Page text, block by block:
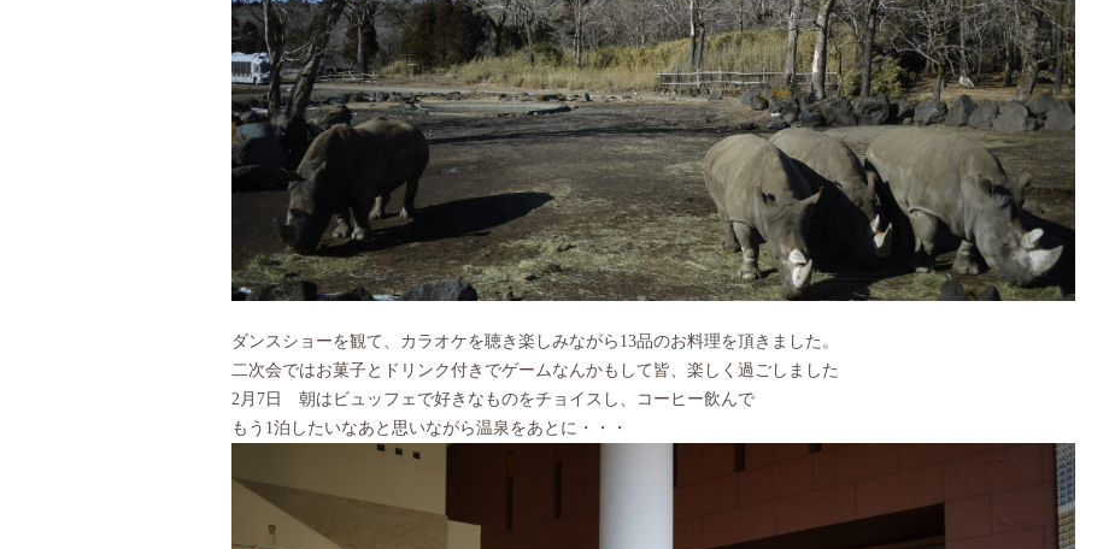
ダンスショーを観て、カラオケを聴き楽しみながら13品のお料理を頂きました。
二次会ではお菓子とドリンク付きでゲームなんかもして皆、楽しく過ごしました
2月7日 朝はビュッフェで好きなものをチョイスし、コーヒー飲んで
もう1泊したいなあと思いながら温泉をあとに・・・